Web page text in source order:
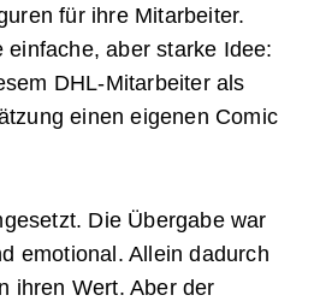
für ihre Mitarbeiter.
einfache, aber starke Idee:
DHL-Mitarbeiter als
einen eigenen Comic
Die Übergabe war
emotional. Allein dadurch
ihren Wert. Aber der